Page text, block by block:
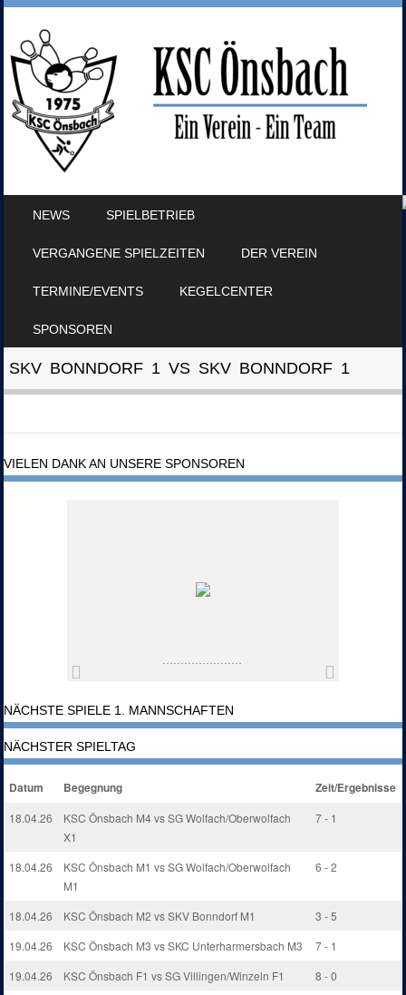
NEWS SPIELBETRIEB
VERGANGENE SPIELZEITEN DER VEREIN
TERMINE/EVENTS KEGELCENTER
SPONSOREN
SKV BONNDORF 1 VS SKV BONNDORF 1
VIELEN DANK AN UNSERE SPONSOREN
NÄCHSTE SPIELE 1. MANNSCHAFTEN
NÄCHSTER SPIELTAG
Datum Begegnung Zeit/Ergebnisse
18.04.26
KSC Önsbach M4 vs SG Wolfach/Oberwolfach
X1
7 - 1
18.04.26
KSC Önsbach M1 vs SG Wolfach/Oberwolfach
M1
6 - 2
18.04.26 KSC Önsbach M2 vs SKV Bonndorf M1
3 - 5
19.04.26
KSC Önsbach M3 vs SKC Unterharmersbach M3
7 - 1
19.04.26
KSC Önsbach F1 vs SG Villingen/Winzeln F1
8 - 0